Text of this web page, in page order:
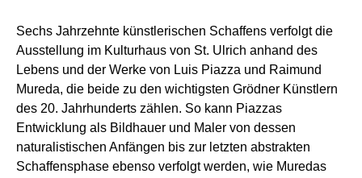
Sechs Jahrzehnte künstlerischen Schaffens verfolgt die
Ausstellung im Kulturhaus von St. Ulrich anhand des
Lebens und der Werke von Luis Piazza und Raimund
Mureda, die beide zu den wichtigsten Grödner Künstlern
des 20. Jahrhunderts zählen. So kann Piazzas
Entwicklung als Bildhauer und Maler von dessen
naturalistischen Anfängen bis zur letzten abstrakten
Schaffensphase ebenso verfolgt werden, wie Muredas